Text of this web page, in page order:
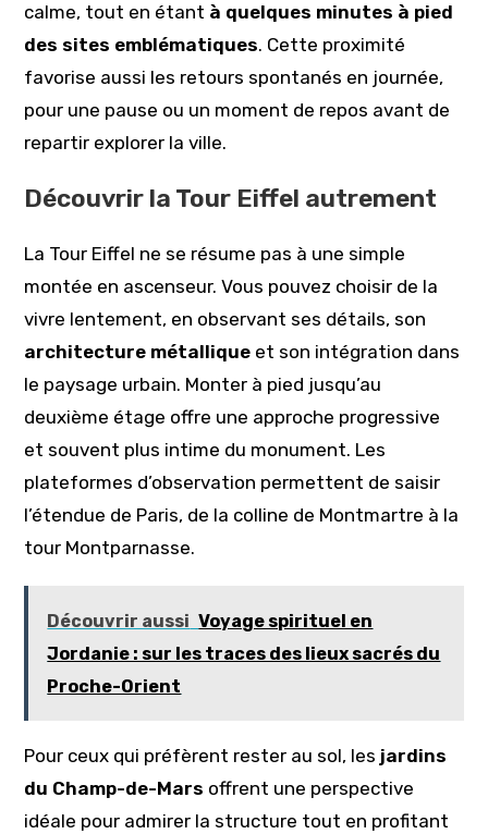
calme, tout en étant à quelques minutes à pied
des sites emblématiques. Cette proximité
favorise aussi les retours spontanés en journée,
pour une pause ou un moment de repos avant de
repartir explorer la ville.
Découvrir la Tour Eiffel autrement
La Tour Eiffel ne se résume pas à une simple
montée en ascenseur. Vous pouvez choisir de la
vivre lentement, en observant ses détails, son
architecture métallique et son intégration dans
le paysage urbain. Monter à pied jusqu’au
deuxième étage offre une approche progressive
et souvent plus intime du monument. Les
plateformes d’observation permettent de saisir
l’étendue de Paris, de la colline de Montmartre à la
tour Montparnasse.
Découvrir aussi Voyage spirituel en
Jordanie : sur les traces des lieux sacrés du
Proche-Orient
Pour ceux qui préfèrent rester au sol, les jardins
du Champ-de-Mars offrent une perspective
idéale pour admirer la structure tout en profitant